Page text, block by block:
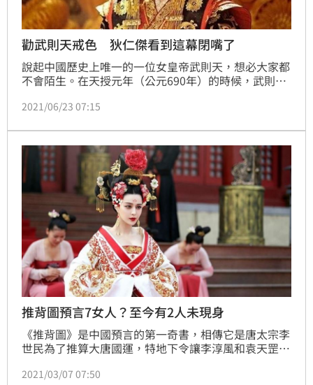
勸武則天戒色 狄仁傑看到這幕閉嘴了
說起中國歷史上唯一的一位女皇帝武則天，想必大家都
不會陌生。在天授元年（公元690年）的時候，武則天
期的宰相的狄仁傑，曾經就犯顏直諫，向武則天力陳其
後者便啞口無言，不敢再多說了？
2021/06/23 07:15
推背圖預言7女人？至今有2人未現身
《推背圖》是中國預言的第一奇書，相傳它是唐太宗李
世民為了推算大唐國運，特地下令讓李淳風和袁天罡編
算大唐國運，卻推測了今後的歷史，直到袁天罡推了推
2021/03/07 07:50